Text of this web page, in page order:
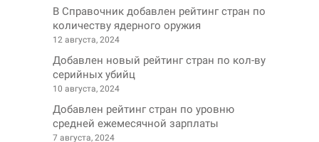
В Справочник добавлен рейтинг стран по
количеству ядерного оружия
12 августа, 2024
Добавлен новый рейтинг стран по кол-ву
серийных убийц
10 августа, 2024
Добавлен рейтинг стран по уровню
средней ежемесячной зарплаты
7 августа, 2024